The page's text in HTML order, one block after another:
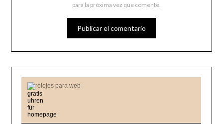
para la próxima vez que comente.
relojes para web